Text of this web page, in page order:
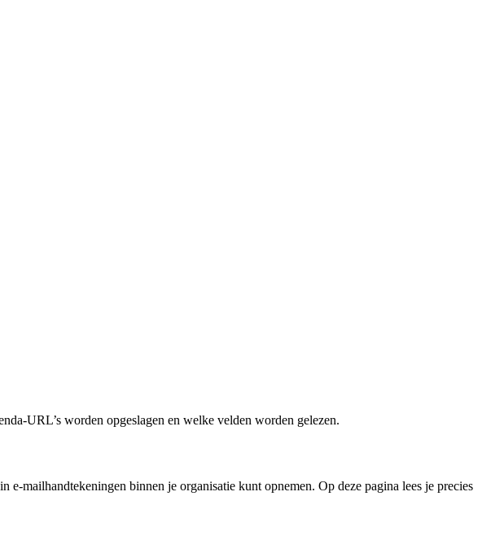
URL’s worden opgeslagen en welke velden worden gelezen.
mailhandtekeningen binnen je organisatie kunt opnemen. Op deze pagina lees je precies